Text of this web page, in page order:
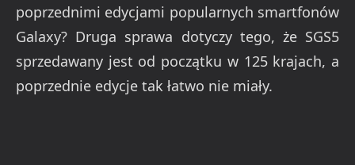
poprzednimi edycjami popularnych smartfonów
Galaxy? Druga sprawa dotyczy tego, że SGS5
sprzedawany jest od początku w 125 krajach, a
poprzednie edycje tak łatwo nie miały.